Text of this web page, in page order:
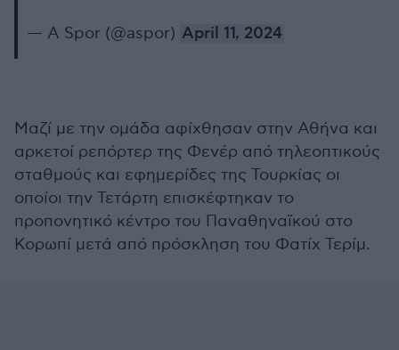
— A Spor (@aspor) April 11, 2024
Μαζί με την ομάδα αφίχθησαν στην Αθήνα και
αρκετοί ρεπόρτερ της Φενέρ από τηλεοπτικούς
σταθμούς και εφημερίδες της Τουρκίας οι
οποίοι την Τετάρτη επισκέφτηκαν το
προπονητικό κέντρο του Παναθηναϊκού στο
Κορωπί μετά από πρόσκληση του Φατίχ Τερίμ.